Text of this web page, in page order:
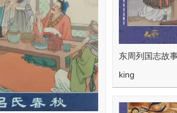
东周列国志故
king